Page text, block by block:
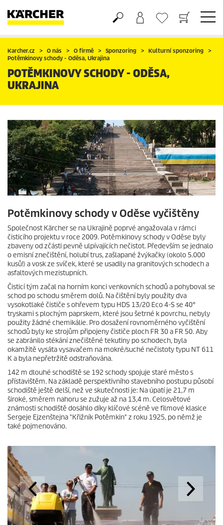
Nákupní košík
Seznam oblíbených produktů
Karcher.cz O nás O firmě Sponzoring
Kulturní sponzoring
Potěmkinovy schody - Oděsa, Ukrajina
POTĚMKINOVY SCHODY - ODĚSA,
UKRAJINA
Potěmkinovy schody v Oděse vyčištěny
Společnost Kärcher se na Ukrajině poprvé angažovala v rámci
čisticího projektu v roce 2009. Potěmkinovy schody v Oděse byly
zbaveny od zčásti pevně ulpívajících nečistot. Především se jednalo
o emisní znečištění, holubí trus, zašlapané žvýkačky (okolo 5.000
kusů!) a vosk ze svíček, které se usadily na granitových schodech a
asfaltových mezistupních.
Čisticí tým začal na horním konci venkovních schodů a pohyboval se
schod po schodu směrem dolů. Na čištění byly použity dva
vysokotlaké čističe s ohřevem typu HDS 13/20 Eco 4-S se 40°
tryskami s plochým paprskem, které jsou šetrné k povrchu, nebyly
použity žádné chemikálie. Pro dosažení rovnoměrného vyčištění
schodů byly ke strojům připojeny čističe ploch FR 30 a FR 50. Aby
se zabránilo stékání znečištěné tekutiny po schodech, byla
okamžitě vysáta vysavačem na mokré/suché nečistoty typu NT 611
K a byla nepřetržitě odstraňována.
142 m dlouhé schodiště se 192 schody spojuje staré město s
přístavištěm. Na základě perspektivního stavebního postupu působí
schodiště ještě delší, než ve skutečnosti je: Na úpatí je 21,7 m
široké, směrem nahoru se zužuje až na 13,4 m. Celosvětové
známosti schodiště dosáhlo díky klíčové scéně ve filmové klasice
Sergeje Ejzenštejna "Křižník Potěmkin" z roku 1925, po němž je
také pojmenováno.